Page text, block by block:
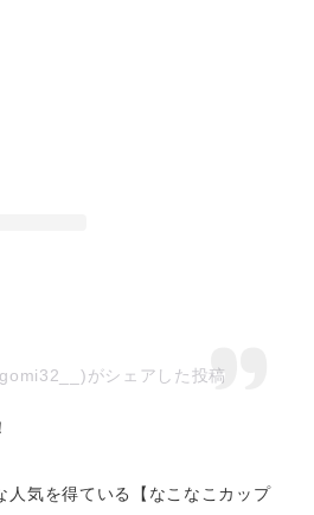
がシェアした投稿
人気を得ている【なこなこカップ